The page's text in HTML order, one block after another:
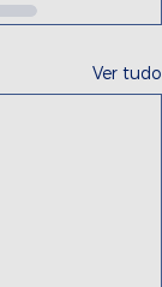
Ver tudo